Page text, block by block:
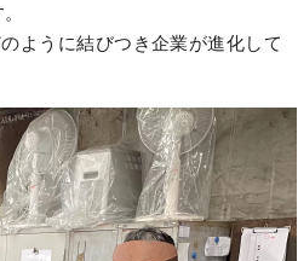
ように結びつき企業が進化して